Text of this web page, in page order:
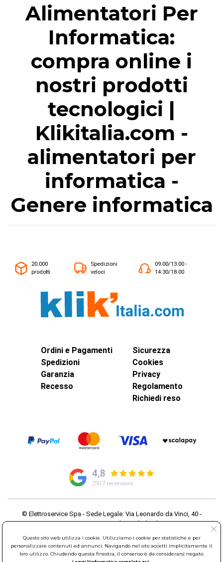
Alimentatori Per
Informatica:
compra online i
nostri prodotti
tecnologici |
Klikitalia.com -
alimentatori per
informatica -
Genere informatica
20.000
prodotti
Spedizioni
veloci
09:00/13:00 -
14:30/18:00
Ordini e Pagamenti
Spedizioni
Garanzia
Recesso
Sicurezza
Cookies
Privacy
Regolamento
Richiedi reso
© Elettroservice Spa - Sede Legale: Via Leonardo da Vinci, 40 -
00015 Monterotondo Scalo (RM)
Sociale 1.600.000,00 Euro i.v. Iscritto al Registro delle Imprese di
Roma REA: RM-535144
Questo sito web utilizza i cookie. Utilizziamo i cookie per statistiche e per
personalizzare contenuti ed annunci. Navigando nel sito accetti implicitamente il
loro utilizzo. Chiudendo questa finestra, il consenso è da considerarsi negato.